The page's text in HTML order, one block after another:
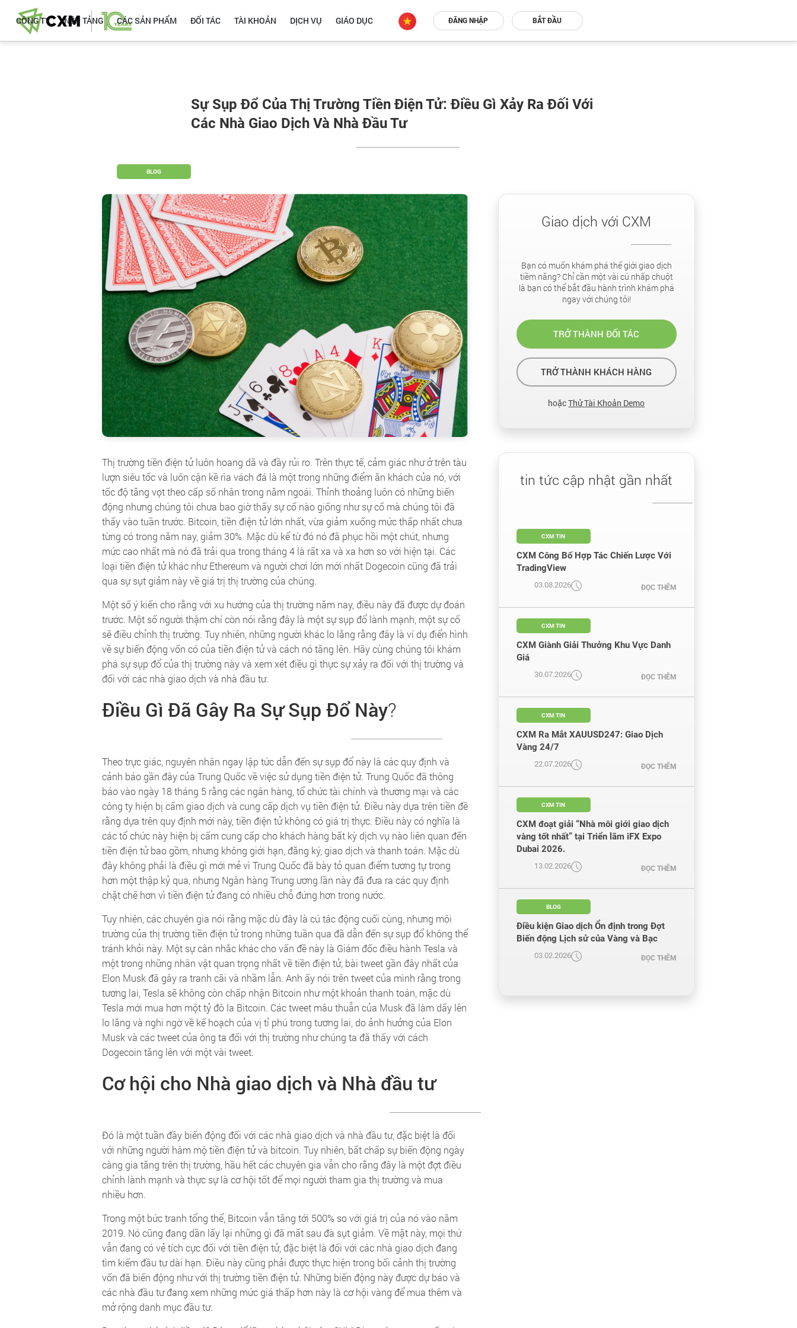
CÔNG TY NỀN TẢNG CÁC SẢN PHẨM ĐỐI TÁC TÀI KHOẢN DỊCH VỤ GIÁO DỤC ĐĂNG NHẬP BẮT ĐẦU
Sự Sụp Đổ Của Thị Trường Tiền Điện Tử: Điều Gì Xảy Ra Đối Với
Các Nhà Giao Dịch Và Nhà Đầu Tư
BLOG
Thị trường tiền điện tử luôn hoang dã và đầy rủi ro. Trên thực tế, cảm giác như ở trên tàu
lượn siêu tốc và luôn cận kề rìa vách đá là một trong những điểm ăn khách của nó, với
tốc độ tăng vọt theo cấp số nhân trong năm ngoái. Thỉnh thoảng luôn có những biến
động nhưng chúng tôi chưa bao giờ thấy sự cố nào giống như sự cố mà chúng tôi đã
thấy vào tuần trước. Bitcoin, tiền điện tử lớn nhất, vừa giảm xuống mức thấp nhất chưa
từng có trong năm nay, giảm 30%. Mặc dù kể từ đó nó đã phục hồi một chút, nhưng
mức cao nhất mà nó đã trải qua trong tháng 4 là rất xa và xa hơn so với hiện tại. Các
loại tiền điện tử khác như Ethereum và người chơi lớn mới nhất Dogecoin cũng đã trải
qua sự sụt giảm này về giá trị thị trường của chúng.
Một số ý kiến ​​cho rằng với xu hướng của thị trường năm nay, điều này đã được dự đoán
trước. Một số người thậm chí còn nói rằng đây là một sự sụp đổ lành mạnh, một sự cố
sẽ điều chỉnh thị trường. Tuy nhiên, những người khác lo lắng rằng đây là ví dụ điển hình
về sự biến động vốn có của tiền điện tử và cách nó tăng lên. Hãy cùng chúng tôi khám
phá sự sụp đổ của thị trường này và xem xét điều gì thực sự xảy ra đối với thị trường và
đối với các nhà giao dịch và nhà đầu tư.
Điều Gì Đã Gây Ra Sự Sụp Đổ Này?
Theo trực giác, nguyên nhân ngay lập tức dẫn đến sự sụp đổ này là các quy định và
cảnh báo gần đây của Trung Quốc về việc sử dụng tiền điện tử. Trung Quốc đã thông
báo vào ngày 18 tháng 5 rằng các ngân hàng, tổ chức tài chính và thương mại và các
công ty hiện bị cấm giao dịch và cung cấp dịch vụ tiền điện tử. Điều này dựa trên tiền đề
rằng dựa trên quy định mới này, tiền điện tử không có giá trị thực. Điều này có nghĩa là
các tổ chức này hiện bị cấm cung cấp cho khách hàng bất kỳ dịch vụ nào liên quan đến
tiền điện tử bao gồm, nhưng không giới hạn, đăng ký, giao dịch và thanh toán. Mặc dù
đây không phải là điều gì mới mẻ vì Trung Quốc đã bày tỏ quan điểm tương tự trong
hơn một thập kỷ qua, nhưng Ngân hàng Trung ương lần này đã đưa ra các quy định
chặt chẽ hơn vì tiền điện tử đang có nhiều chỗ đứng hơn trong nước.
Tuy nhiên, các chuyên gia nói rằng mặc dù đây là cú tác động cuối cùng, nhưng môi
trường của thị trường tiền điện tử trong những tuần qua đã dẫn đến sự sụp đổ không thể
tránh khỏi này. Một sự cân nhắc khác cho vấn đề này là Giám đốc điều hành Tesla và
một trong những nhân vật quan trọng nhất về tiền điện tử, bài tweet gần đây nhất của
Elon Musk đã gây ra tranh cãi và nhầm lẫn. Anh ấy nói trên tweet của mình rằng trong
tương lai, Tesla sẽ không còn chấp nhận Bitcoin như một khoản thanh toán, mặc dù
Tesla mới mua hơn một tỷ đô la Bitcoin. Các tweet mâu thuẫn của Musk đã làm dấy lên
lo lắng và nghi ngờ về kế hoạch của vị tỉ phú trong tương lai, do ảnh hưởng của Elon
Musk và các tweet của ông ta đối với thị trường như chúng ta đã thấy với cách
Dogecoin tăng lên với một vài tweet.
Cơ hội cho Nhà giao dịch và Nhà đầu tư
Đó là một tuần đầy biến động đối với các nhà giao dịch và nhà đầu tư, đặc biệt là đối
với những người hâm mộ tiền điện tử và bitcoin. Tuy nhiên, bất chấp sự biến động ngày
càng gia tăng trên thị trường, hầu hết các chuyên gia vẫn cho rằng đây là một đợt điều
chỉnh lành mạnh và thực sự là cơ hội tốt để mọi người tham gia thị trường và mua
nhiều hơn.
Trong một bức tranh tổng thể, Bitcoin vẫn tăng tới 500% so với giá trị của nó vào năm
2019. Nó cũng đang dần lấy lại những gì đã mất sau đà sụt giảm. Về mặt này, mọi thứ
vẫn đang có vẻ tích cực đối với tiền điện tử, đặc biệt là đối với các nhà giao dịch đang
tìm kiếm đầu tư dài hạn. Điều này cũng phải được thực hiện trong bối cảnh thị trường
vốn đã biến động như với thị trường tiền điện tử. Những biến động này được dự báo và
các nhà đầu tư đang xem những mức giá thấp hơn này là cơ hội vàng để mua thêm và
mở rộng danh mục đầu tư.
Giao dịch với CXM
Bạn có muốn khám phá thế giới giao dịch
tiềm năng? Chỉ cần một vài cú nhấp chuột
là bạn có thể bắt đầu hành trình khám phá
ngay với chúng tôi!
TRỞ THÀNH ĐỐI TÁC
TRỞ THÀNH KHÁCH HÀNG
hoặcThử Tài Khoản Demo
tin tức cập nhật gần nhất
CXM TIN
CXM Công Bố Hợp Tác Chiến Lược Với
TradingView
03.08.2026
ĐỌC THÊM
CXM TIN
CXM Giành Giải Thưởng Khu Vực Danh
Giá
30.07.2026
ĐỌC THÊM
CXM TIN
CXM Ra Mắt XAUUSD247: Giao Dịch
Vàng 24/7
22.07.2026
ĐỌC THÊM
CXM TIN
CXM đoạt giải “Nhà môi giới giao dịch
vàng tốt nhất” tại Triển lãm iFX Expo
Dubai 2026.
13.02.2026
ĐỌC THÊM
BLOG
Điều kiện Giao dịch Ổn định trong Đợt
Biến động Lịch sử của Vàng và Bạc
03.02.2026
ĐỌC THÊM